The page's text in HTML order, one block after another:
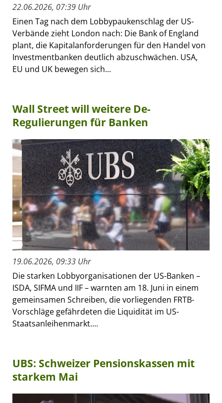
22.06.2026, 07:39 Uhr
Einen Tag nach dem Lobbypaukenschlag der US-
Verbände zieht London nach: Die Bank of England
plant, die Kapitalanforderungen für den Handel von
Investmentbanken deutlich abzuschwächen. USA,
EU und UK bewegen sich...
Wall Street will weitere De-
Regulierungen für Banken
19.06.2026, 09:33 Uhr
Die starken Lobbyorganisationen der US-Banken –
ISDA, SIFMA und IIF – warnten am 18. Juni in einem
gemeinsamen Schreiben, die vorliegenden FRTB-
Vorschläge gefährdeten die Liquidität im US-
Staatsanleihenmarkt....
UBS: Schweizer Pensionskassen mit
starkem Mai